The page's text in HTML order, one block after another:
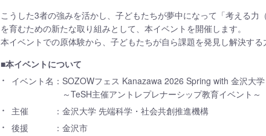
こうした3者の強みを活かし、子どもたちが夢中になって「考える力
を育むための新たな取り組みとして、本イベントを開催します。
本イベントでの原体験から、子どもたちが自ら課題を発見し解決する
■本イベントについて
イベント名 ：SOZOWフェス Kanazawa 2026 Spring with 金沢大学
～TeSH主催アントレプレナーシップ教育イベント～
主催
：金沢大学 先端科学・社会共創推進機構
後援
：金沢市